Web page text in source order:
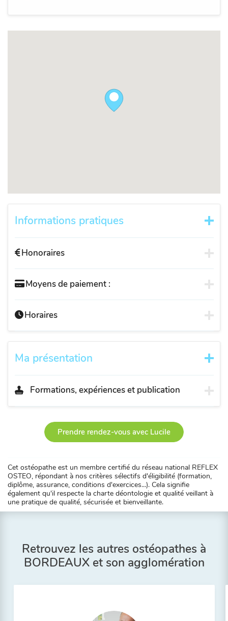
Informations pratiques
Honoraires
Moyens de paiement :
Horaires
Ma présentation
Formations, expériences et publication
Prendre rendez-vous avec Lucile
Cet ostéopathe est un membre certifié du réseau national REFLEX
OSTEO, répondant à nos critères sélectifs d'éligibilité (formation,
diplôme, assurance, conditions d'exercices...). Cela signifie
également qu'il respecte la charte déontologie et qualité veillant à
une pratique de qualité, sécurisée et bienveillante.
Retrouvez les autres ostéopathes à
BORDEAUX et son agglomération